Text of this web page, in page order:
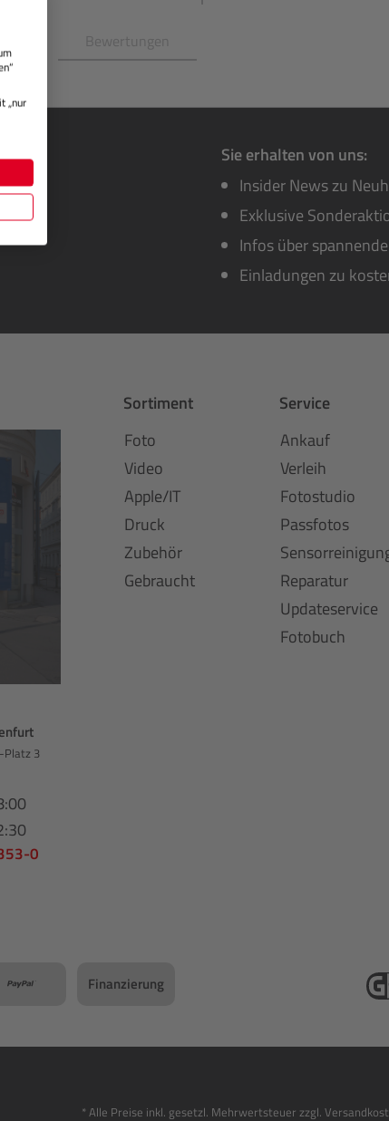
Bewertungen
Sie erhalten von uns:
Insider News zu
Exklusive
Infos über
Einladungen zu
Platz 3
0
Sortiment
Foto
Video
Apple/IT
Druck
Zubehör
Gebraucht
Service
Ankauf
Verleih
Fotostudio
Passfotos
Reparatur
Updateservice
Fotobuch
Finanzierung
* Alle Preise inkl. gesetzl. Mehrwertsteuer zzgl.
„nur